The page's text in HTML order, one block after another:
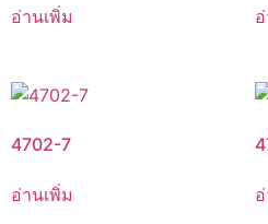
อ่านเพิ่ม
4702-7
อ่านเพิ่ม